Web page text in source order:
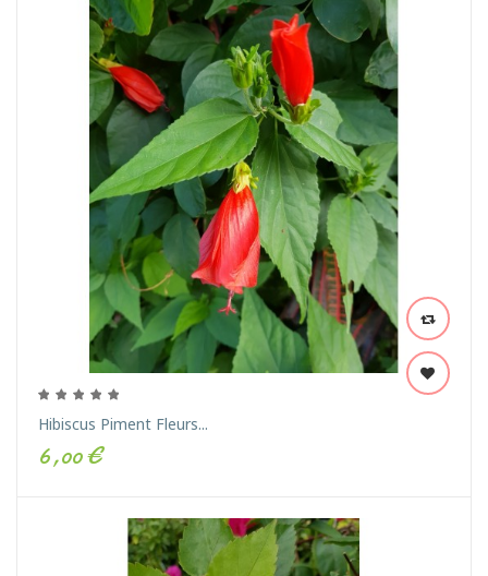
Hibiscus Piment Fleurs...
6,00 €